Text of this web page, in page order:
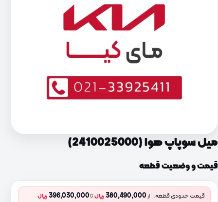
میل سوپاپ هوا (2410025000)
قیمت و وضعیت قطعه
قیمت حدودی قطعه: از380,490,000 ریالتا396,030,000 ریال